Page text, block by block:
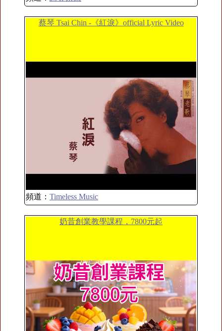
蔡琴 Tsai Chin -《紅淚》official Lyric Video
頻道： Timeless Music
奶昔創業教學課程，7800元起